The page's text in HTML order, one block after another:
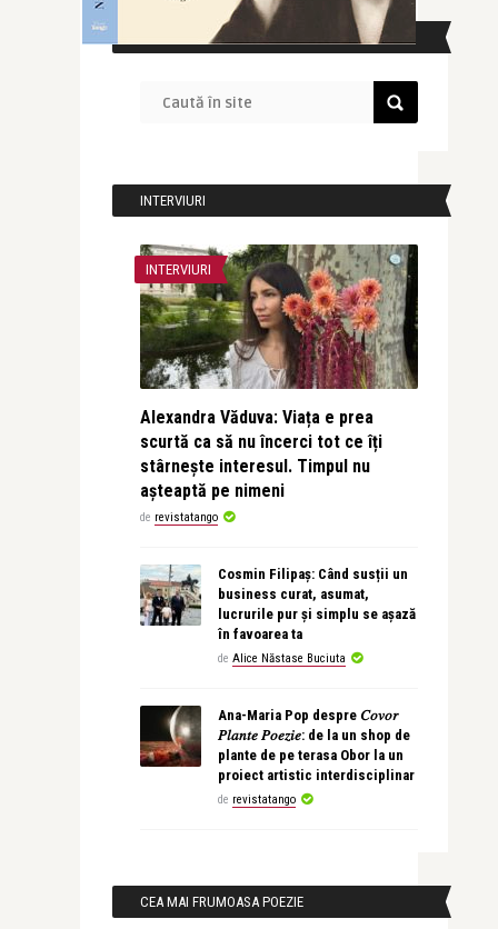
CAUTĂ ÎN SITE
INTERVIURI
INTERVIURI
Alexandra Văduva: Viața e prea
scurtă ca să nu încerci tot ce îți
stârnește interesul. Timpul nu
așteaptă pe nimeni
de revistatango
Cosmin Filipaș: Când susții un
business curat, asumat,
lucrurile pur și simplu se așază
în favoarea ta
de Alice Năstase Buciuta
Ana-Maria Pop despre 𝐶𝑜𝑣𝑜𝑟
𝑃𝑙𝑎𝑛𝑡𝑒 𝑃𝑜𝑒𝑧𝑖𝑒: de la un shop de
plante de pe terasa Obor la un
proiect artistic interdisciplinar
de revistatango
CEA MAI FRUMOASA POEZIE